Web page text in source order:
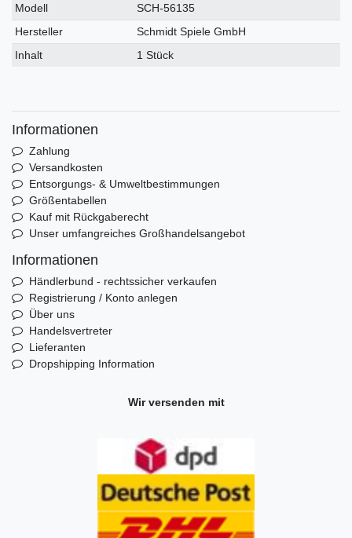
Modell
SCH-56135
Hersteller
Schmidt Spiele GmbH
Inhalt
1 Stück
Informationen
Zahlung
Versandkosten
Entsorgungs- & Umweltbestimmungen
Größentabellen
Kauf mit Rückgaberecht
Unser umfangreiches Großhandelsangebot
Informationen
Händlerbund - rechtssicher verkaufen
Registrierung / Konto anlegen
Über uns
Handelsvertreter
Lieferanten
Dropshipping Information
Wir versenden mit